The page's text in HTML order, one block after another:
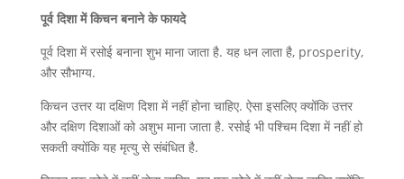
पूर्व दिशा में किचन बनाने के फायदे
पूर्व दिशा में रसोई बनाना शुभ माना जाता है. यह धन लाता है, prosperity,
और सौभाग्य.
किचन उत्तर या दक्षिण दिशा में नहीं होना चाहिए. ऐसा इसलिए क्योंकि उत्तर
और दक्षिण दिशाओं को अशुभ माना जाता है. रसोई भी पश्चिम दिशा में नहीं हो
सकती क्योंकि यह मृत्यु से संबंधित है.